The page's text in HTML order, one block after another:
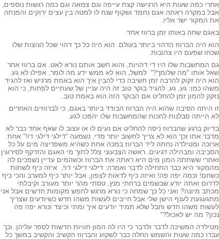
כמה שעות היא הרגישה קצת עייפה וגם צמאה וגם כמה רגשות נוספים,
במקרה ראתה אגם נחמד ושקוף שנח לו למטה בין עצים ירוקים והפנתה
המקור ישר אליו.
שחה באותו זמן ברווז אחד.
היה הברווז הדהוי ביותר בעולם. הוא היה כל כך דהוי שכל הנוצות שלו
שפעם היו צהובות.
המחשבות שלו היו די דהויות, והוא חשב אותם נורא לאט. אם ברווז אחר
אותו "מה שלומך?" למשל, הוא לא ממש ידע מה לומר, אפילו לא גע.
היה זקוק להרבה זמן חשיבה כדי להבין איך הוא באמת מרגיש ואז להגיד
כמו: גע, גע. להגיד בוקר טוב זה היה עניין של שעתיים לפחות, כי הוא
להמון זמן להחליט אם הבוקר הזה הוא באמת טוב.
היתה הסיבה שהוא היה הברווז הבודד ביותר באגם, כי לברווזים האחרים
הייתה סבלנות לחכות שהמחשבות שלו יהפכו לגע.
ברגע שהברווז ניסה להחליט אם נעים לו או עצוב לו שאף אחד כבר לא
אתו וכך הוא לא צריך לחשוב יותר מדי, נשמעה "דילגי דילגי דו!" אחת
ומטילדה נחתה ליד הברווז במכה אחת כשהיא משפריצה מים על כל
ומבהילה דגיגים. ראשה הצבעוני צלל לתוך מי האגם והזדקף לסירוגין
ששתתה המון מים היא ראתה את הברווז וכשהמים עדיין נשפכים לה
היא כבר התחילה לדבר ואמרה: דילגי דילגי דו!, איזה כיף לשתות
וכמה יפה פה! ואיזה כיף לדאות לצפון, אבל יותר כיף למערב והכי כיף
ואתה יודע שבשמים ברחתי מנץ, טסתי מהר יותר מעורב וקיבלתי
מיונה? ואני כל כך שמחה כי נורא מרגש לחפש מקומות חדשים אבל אני
לענף הישן שלי אבל חייבים לעשות משהו חדש כשיודעים שצריך
משהו חדש וחבל שלא תמיד יודעים איך ומתי וכיצד ונורא יפה פה
מה יש לאכול?"
המשיכה לדבר ולדבר כי היו לה המון חוויות חדשות לספר עליהן. וכך
כמה שעות והשמש החלה כבר לשקוע והברווז הקשיב והקשיב במשך כל